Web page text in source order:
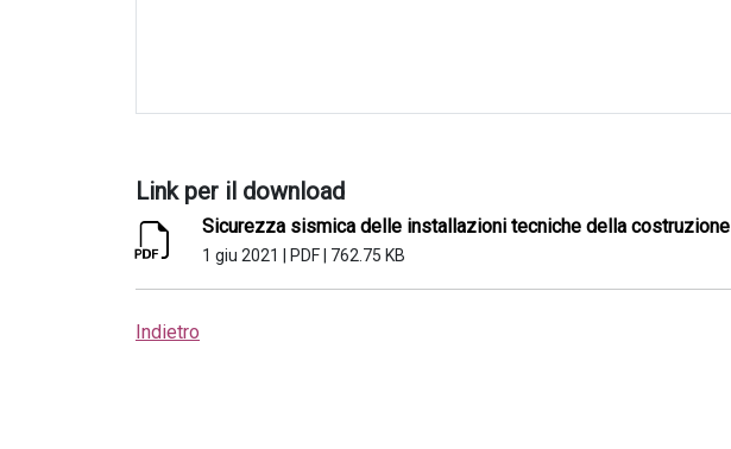
Link per il download
Sicurezza sismica delle installazioni tecniche della costruzione
1 giu 2021 PDF 762.75 KB
Indietro